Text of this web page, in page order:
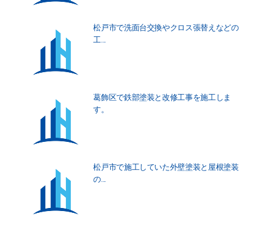
松戸市で洗面台交換やクロス張替えなどの
工...
葛飾区で鉄部塗装と改修工事を施工しま
す。
松戸市で施工していた外壁塗装と屋根塗装
の...